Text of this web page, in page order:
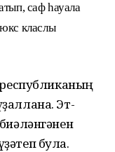
саф һауала
класлы
республиканың
Эт-
була.